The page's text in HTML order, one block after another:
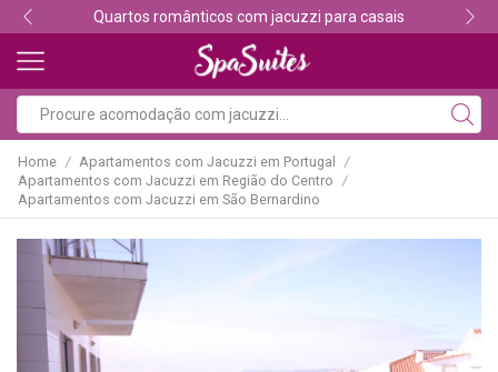
Quartos românticos com jacuzzi para casais
Home / Apartamentos com Jacuzzi em Portugal /
Apartamentos com Jacuzzi em Região do Centro /
Apartamentos com Jacuzzi em São Bernardino